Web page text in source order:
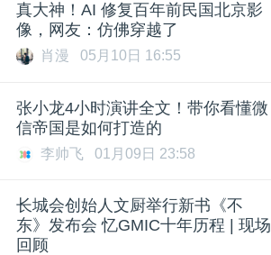
真大神！AI 修复百年前民国北京影
像，网友：仿佛穿越了
肖漫 05月10日 16:55
张小龙4小时演讲全文！带你看懂微
信帝国是如何打造的
李帅飞 01月09日 23:58
长城会创始人文厨举行新书《不
东》发布会 忆GMIC十年历程 | 现场
回顾